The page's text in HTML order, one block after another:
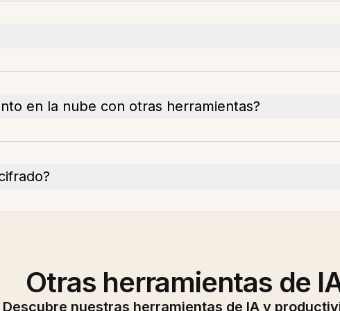
en la nube con otras herramientas?
Otras herramientas de
Descubre nuestras herramientas de IA y